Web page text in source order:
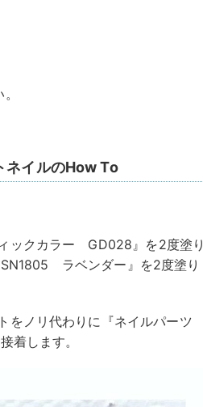
ネイルのHow To
クカラー GD028』を2度塗り
ラベンダー』を2度塗り
ノリ代わりに『ネイルパーツ
着します。